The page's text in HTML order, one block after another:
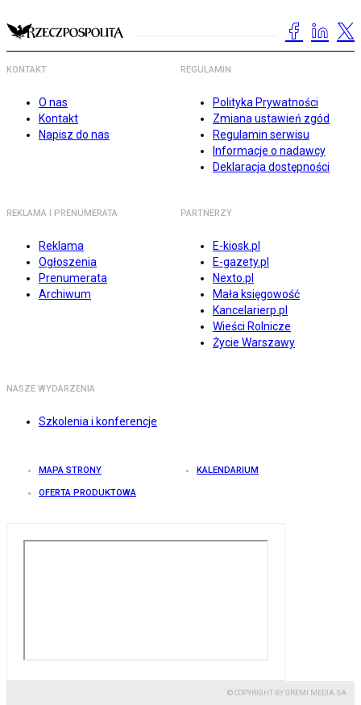
KONTAKT
O nas
Kontakt
Napisz do nas
REGULAMIN
Polityka Prywatności
Zmiana ustawień zgód
Regulamin serwisu
Informacje o nadawcy
Deklaracja dostępności
REKLAMA I PRENUMERATA
Reklama
Ogłoszenia
Prenumerata
Archiwum
PARTNERZY
E-kiosk.pl
E-gazety.pl
Nexto.pl
Mała księgowość
Kancelarierp.pl
Wieści Rolnicze
Życie Warszawy
NASZE WYDARZENIA
Szkolenia i konferencje
MAPA STRONY KALENDARIUM
OFERTA PRODUKTOWA
© COPYRIGHT BY GREMI MEDIA SA